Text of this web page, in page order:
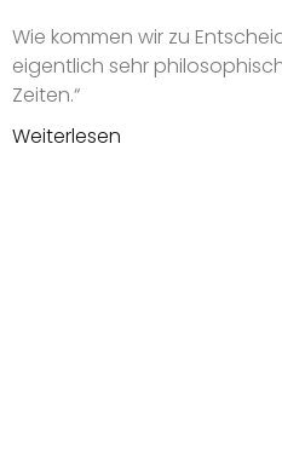
Wie kommen wir zu
eigentlich sehr
Zeiten.“
Weiterlesen